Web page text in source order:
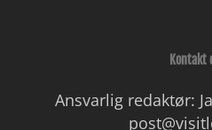
Kontakt
Ansvarlig redaktør: